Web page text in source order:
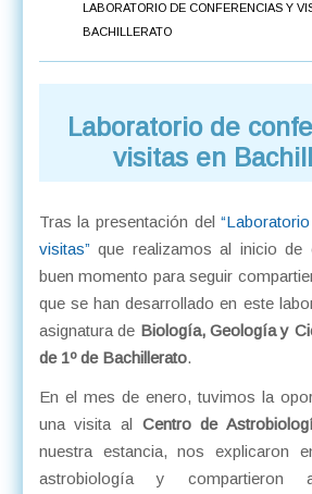
LABORATORIO DE CONFERENCIAS Y
BACHILLERATO
Laboratorio de
visitas en
Tras la presentación del
visitas” que realizamos al inicio de
buen momento para seguir
que se han desarrollado en este
asignatura de Biología, Geología y
de 1º de Bachillerato.
En el mes de enero, tuvimos la
una visita al Centro de
nuestra estancia, nos explicaron
astrobiología y compartieron